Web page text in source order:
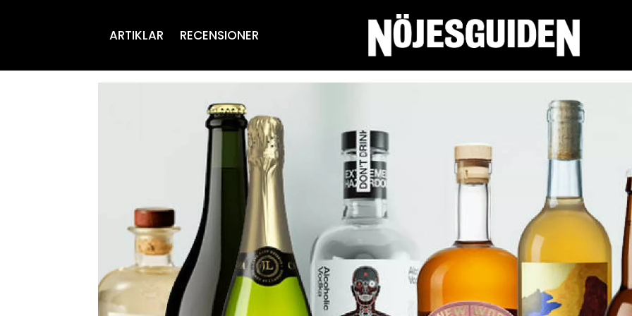
ARTIKLAR RECENSIONER